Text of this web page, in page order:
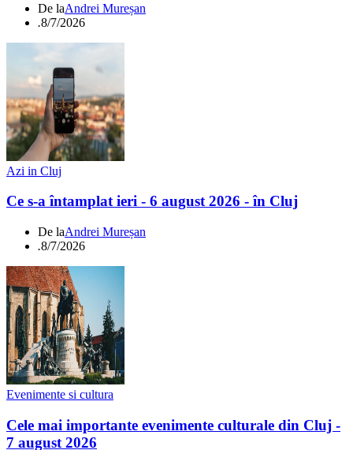
De laAndrei Mureșan
.8/7/2026
Azi in Cluj
Ce s-a întamplat ieri - 6 august 2026 - în Cluj
De laAndrei Mureșan
.8/7/2026
Evenimente si cultura
Cele mai importante evenimente culturale din Cluj -
7 august 2026